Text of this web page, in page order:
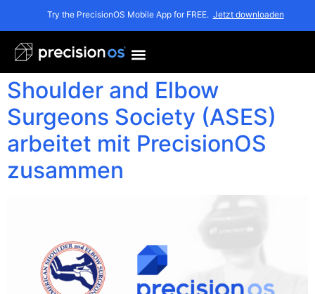
Try the PrecisionOS Mobile App for FREE. Jetzt downloaden
Monat:Juni 2021
Die renommierte American
Shoulder and Elbow
Surgeons Society (ASES)
arbeitet mit PrecisionOS
zusammen